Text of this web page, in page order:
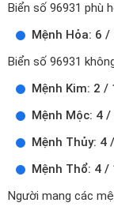
Biển số 96931 phù
Mệnh Hỏa: 6
Biển số 96931
Mệnh Kim: 2 /
Mệnh Mộc: 4
Mệnh Thủy: 4
Mệnh Thổ: 4 /
Người mang các